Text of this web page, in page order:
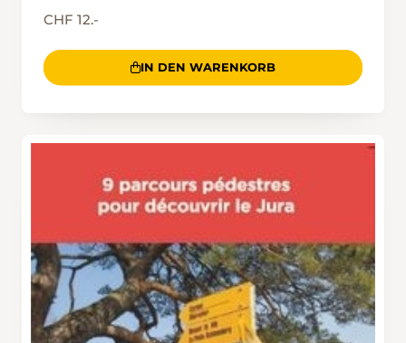
CHF 12.-
IN DEN WARENKORB